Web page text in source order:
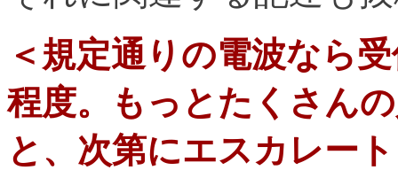
＜規定通りの電波なら
程度。もっとたくさん
と、次第にエスカレー